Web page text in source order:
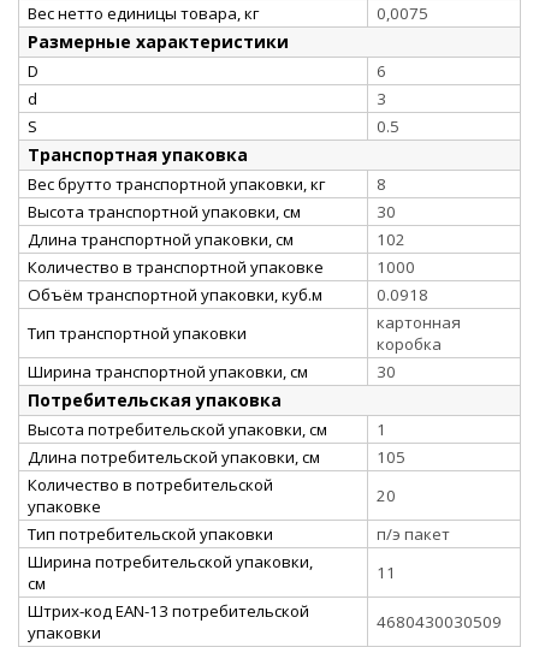
Вес нетто единицы товара, кг 0,0075
Размерные характеристики
D
6
d
3
S
0.5
Транспортная упаковка
Вес брутто транспортной упаковки, кг
8
Высота транспортной упаковки, см
30
Длина транспортной упаковки, см
102
Количество в транспортной упаковке
1000
Объём транспортной упаковки, куб.м
0.0918
Тип транспортной упаковки
картонная
коробка
Ширина транспортной упаковки, см
30
Потребительская упаковка
Высота потребительской упаковки, см
1
Длина потребительской упаковки, см
105
Количество в потребительской
упаковке
20
Тип потребительской упаковки
п/э пакет
Ширина потребительской упаковки,
см
11
Штрих-код EAN-13 потребительской
упаковки
4680430030509